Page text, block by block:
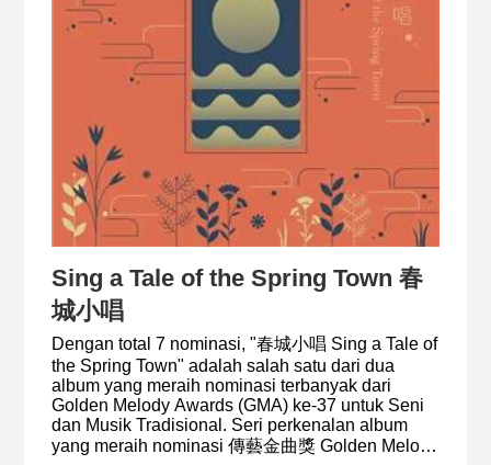
Sing a Tale of the Spring Town 春
城小唱
Dengan total 7 nominasi, "春城小唱 Sing a Tale of
the Spring Town" adalah salah satu dari dua
album yang meraih nominasi terbanyak dari
Golden Melody Awards (GMA) ke-37 untuk Seni
dan Musik Tradisional. Seri perkenalan album
yang meraih nominasi 傳藝金曲獎 Golden Melody